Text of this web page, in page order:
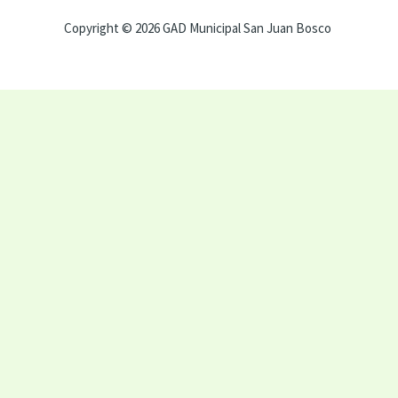
Copyright © 2026 GAD Municipal San Juan Bosco